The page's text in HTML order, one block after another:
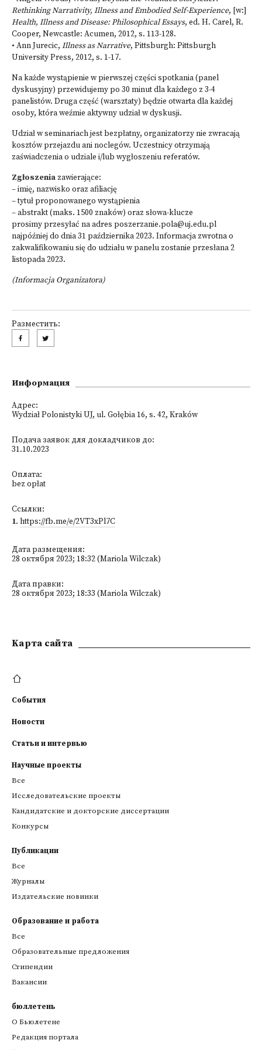
Rethinking Narrativity, Illness and Embodied Self-Experience, [w:]
Health, Illness and Disease: Philosophical Essays, ed. H. Carel, R.
Cooper, Newcastle: Acumen, 2012, s. 113-128.
• Ann Jurecic, Illness as Narrative, Pittsburgh: Pittsburgh
University Press, 2012, s. 1-17.
Na każde wystąpienie w pierwszej części spotkania (panel
dyskusyjny) przewidujemy po 30 minut dla każdego z 3-4
panelistów. Druga część (warsztaty) będzie otwarta dla każdej
osoby, która weźmie aktywny udział w dyskusji.
Udział w seminariach jest bezpłatny, organizatorzy nie zwracają
kosztów przejazdu ani noclegów. Uczestnicy otrzymają
zaświadczenia o udziale i/lub wygłoszeniu referatów.
Zgłoszenia zawierające:
– imię, nazwisko oraz afiliację
– tytuł proponowanego wystąpienia
– abstrakt (maks. 1500 znaków) oraz słowa-klucze
prosimy przesyłać na adres poszerzanie.pola@uj.edu.pl
najpóźniej do dnia 31 października 2023. Informacja zwrotna o
zakwalifikowaniu się do udziału w panelu zostanie przesłana 2
listopada 2023.
(Informacja Organizatora)
Разместить:
Информация
Адрес:
Wydział Polonistyki UJ, ul. Gołębia 16, s. 42, Kraków
Подача заявок для докладчиков до:
31.10.2023
Оплата:
bez opłat
Ссылки:
1. https://fb.me/e/2VT3xPl7C
Дата размещения:
28 октября 2023; 18:32 (Mariola Wilczak)
Дата правки:
28 октября 2023; 18:33 (Mariola Wilczak)
Kарта сайта
События
Новости
Статьи и интервью
Научные проекты
Все
Исследовательские проекты
Кандидатские и докторские диссертации
Конкурсы
Публикации
Все
Журналы
Издательские новинки
Образование и работа
Все
Образовательные предложения
Стипендии
Вакансии
бюллетень
О Бьюлетене
Редакция портала